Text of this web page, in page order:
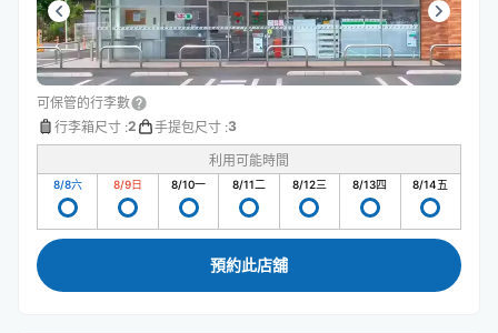
可保管的行李數
行李箱尺寸 :2 手提包尺寸 :3
利用可能時間
8/8六 8/9日 8/10一 8/11二 8/12三 8/13四 8/14五
預約此店舖